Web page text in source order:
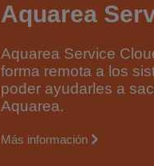
Aquarea
Aquarea Service
forma remota a los
poder ayudarles a
Aquarea.
Más información